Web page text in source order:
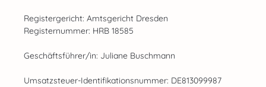
Registergericht: Amtsgericht Dresden
Registernummer: HRB 18585
Geschäftsführer/in: Juliane Buschmann
Umsatzsteuer-Identifikationsnummer: DE813099987